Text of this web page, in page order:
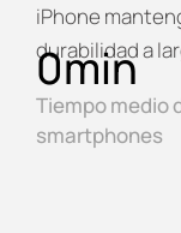
iPhone
durabilidad a
Tiempo medio
smartphones
0min